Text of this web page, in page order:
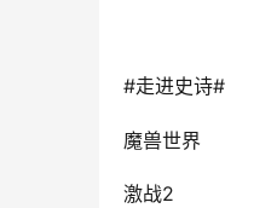
#走进史诗#
魔兽世界
激战2